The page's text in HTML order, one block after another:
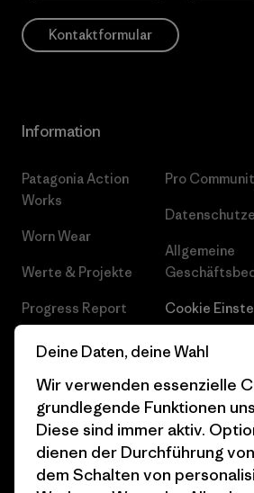
Kontaktformular
Information
Patagonia Action
Works
Worn Wear
Werte & Projekte
Progress Report
Business Unusual
Klimaziele
1% For The Planet
Wie wir finanzieren
Geschenkgutscheine
Pro
Allgemeine
Cookie
Karriere
Industry
Affiliate-
Patagonia
Deine Daten, deine Wahl
Wir verwenden essenzielle
grundlegende Funktionen
Diese sind immer aktiv.
dienen der Durchführung
dem Schalten von